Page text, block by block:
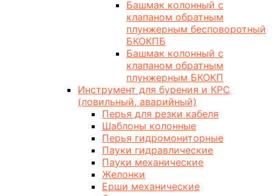
Башмак колонный с
клапаном обратным
плунжерным бесповоротный
БКОКПБ
Башмак колонный с
клапаном обратным
плунжерным БКОКП
Инструмент для бурения и КРС
(ловильный, аварийный)
Перья для резки кабеля
Шаблоны колонные
Перья гидромониторные
Пауки гидравлические
Пауки механические
Желонки
Ерши механические